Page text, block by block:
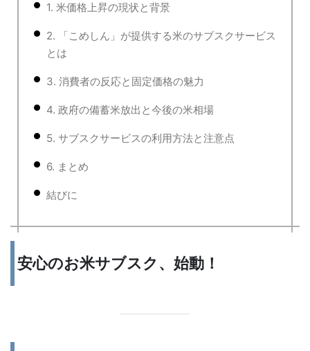
1. 米価格上昇の現状と背景
2. 「こめしん」が提供する米のサブスクサービス
とは
3. 消費者の反応と固定価格の魅力
4. 政府の備蓄米放出と今後の米相場
5. サブスクサービスの利用方法と注意点
6. まとめ
結びに
安心のお米サブスク、始動！